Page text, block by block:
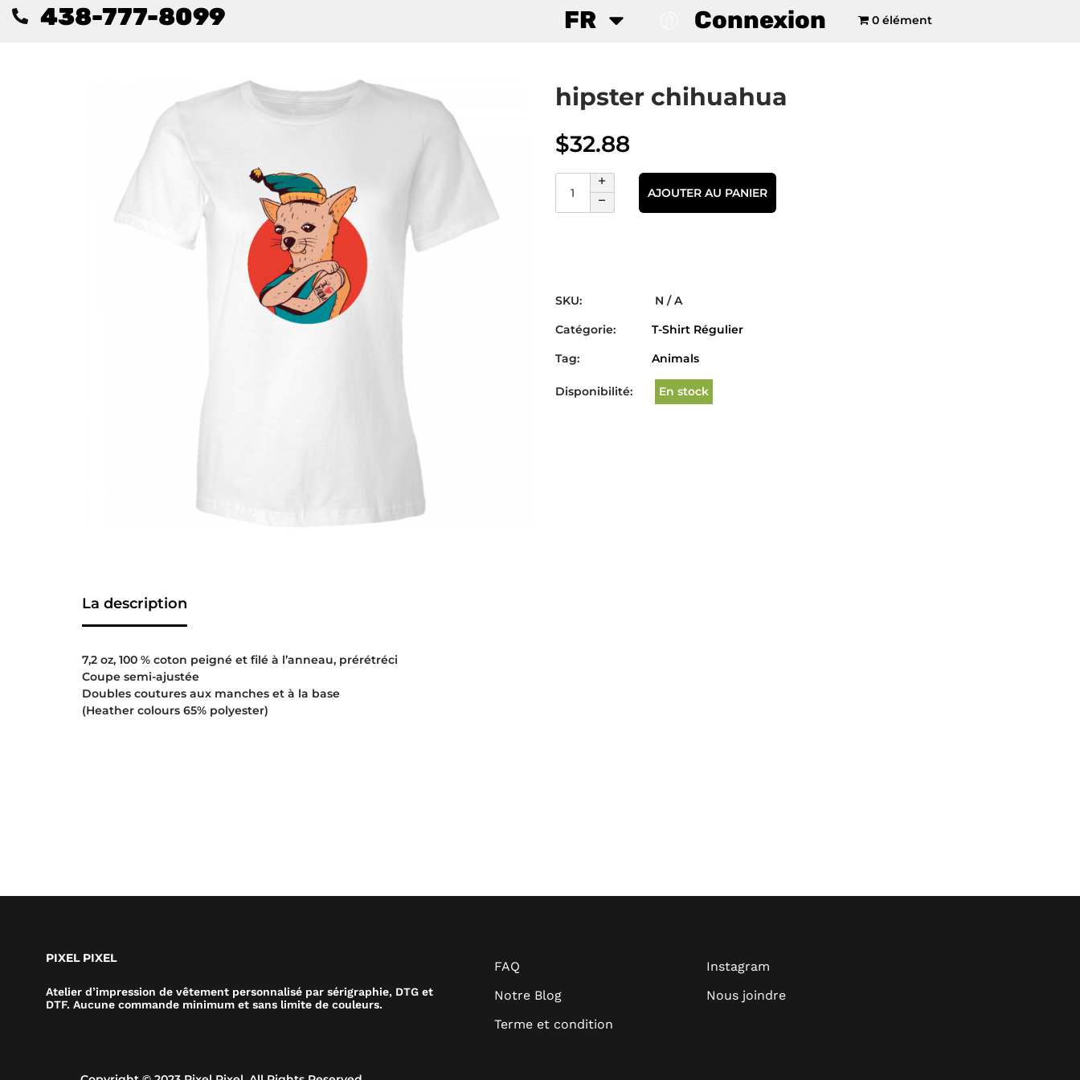
438-777-8099 FR Connexion 0 élément
hipster chihuahua
$32.88
AJOUTER AU PANIER
SKU:
N / A
Catégorie:
T-Shirt Régulier
Tag:
Animals
Disponibilité: En stock
La description
7,2 oz, 100 % coton peigné et filé à l’anneau, prérétréci
Coupe semi-ajustée
Doubles coutures aux manches et à la base
(Heather colours 65% polyester)
PIXEL PIXEL
Atelier d’impression de vêtement personnalisé par sérigraphie, DTG et
DTF. Aucune commande minimum et sans limite de couleurs.
FAQ
Notre Blog
Terme et condition
Instagram
Nous joindre